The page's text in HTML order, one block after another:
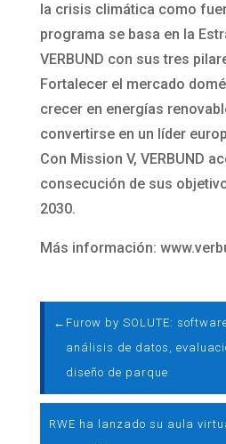
la crisis climática como
programa se basa en la
VERBUND con sus tres
Fortalecer el mercado
crecer en energías
convertirse en un líder
Con Mission V, VERBUND
consecución de sus
2030.
Más información:
← Furow by SOLUTE:
análisis de datos,
diseño de parque
RWE ha lanzado su aula